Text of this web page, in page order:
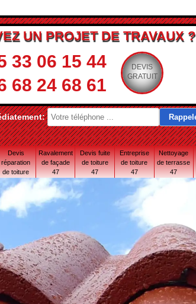
UN PROJET DE TRAVAUX ?
33 06 15 44
68 24 68 61
DEVIS
GRATUIT
Devis
réparation
de toiture
47 Lot-et-
Garonne
Ravalement
de façade
47
Devis fuite
de toiture
47
Entreprise
de toiture
47
Nettoyage
de terrasse
47